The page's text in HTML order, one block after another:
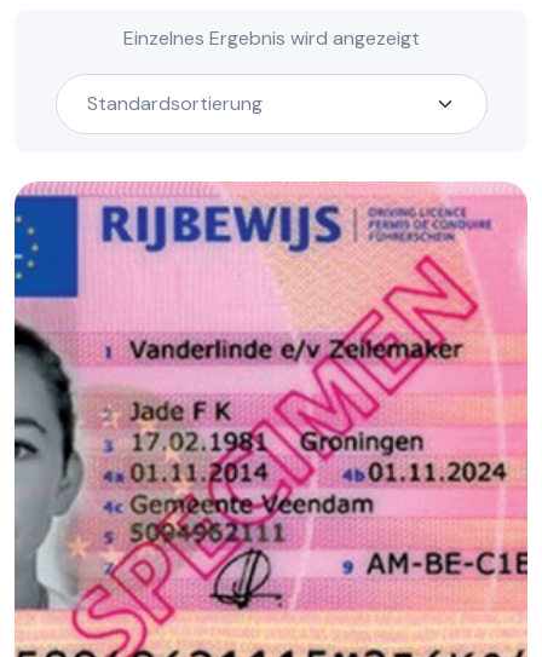
Einzelnes Ergebnis wird angezeigt